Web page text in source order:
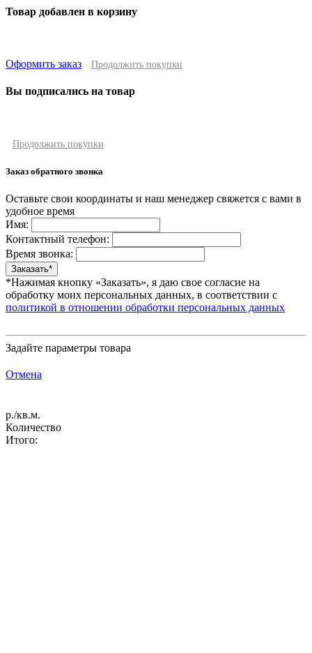
Товар добавлен в корзину
Оформить заказ Продолжить покупки
Вы подписались на товар
Продолжить покупки
Заказ обратного звонка
Оставьте свои координаты и наш менеджер свяжется с вами в
удобное время
Имя:
Контактный телефон:
Время звонка:
*Нажимая кнопку «Заказать», я даю свое согласие на
обработку моих персональных данных, в соответствии с
политикой в отношении обработки персональных данных
Задайте параметры товара
Отмена
р./кв.м.
Количество
Итого: